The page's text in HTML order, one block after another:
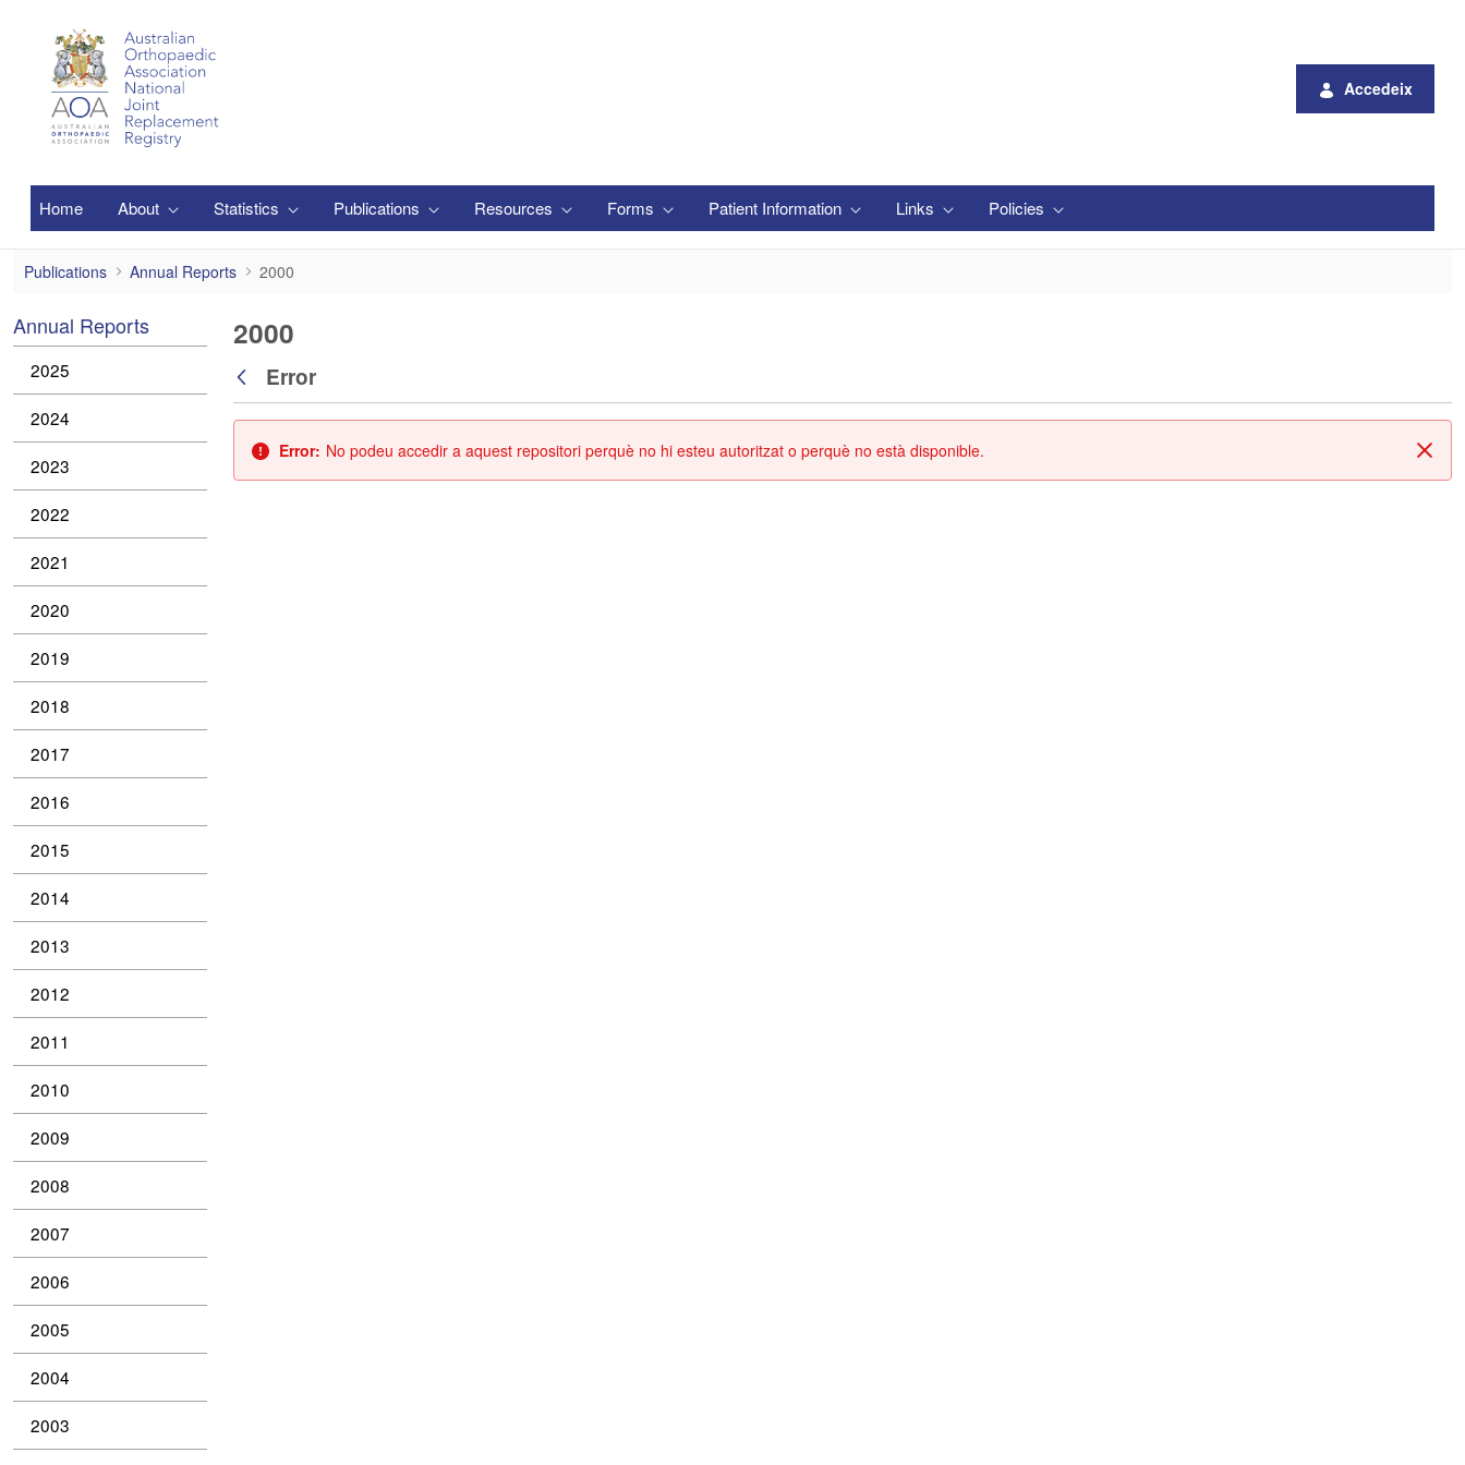
Accedeix
Home About Statistics Publications Resources Forms Patient Information Links Policies
2000
Publications Annual Reports 2000
Annual Reports
2025
2024
2023
2022
2021
2020
2019
2018
2017
2016
2015
2014
2013
2012
2011
2010
2009
2008
2007
2006
2005
2004
2003
2000
Vés enrere
Error
Error: No podeu accedir a aquest repositori perquè no hi esteu autoritzat o perquè no està disponible.